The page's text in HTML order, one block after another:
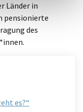
Länder in
pensionierte
des
es?“